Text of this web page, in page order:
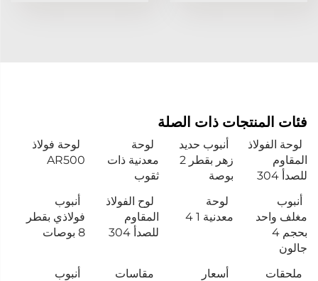
فئات المنتجات ذات الصلة
لوحة الفولاذ
المقاوم
للصدأ 304
أنبوب حديد
زهر بقطر 2
بوصة
لوحة
معدنية ذات
ثقوب
لوحة فولاذ
AR500
أنبوب
مغلف واحد
بحجم 4
جالون
لوحة
معدنية 1 4
لوح الفولاذ
المقاوم
للصدأ 304
أنبوب
فولاذي بقطر
8 بوصات
ملحقات
أسعار
مقاسات
أنبوب